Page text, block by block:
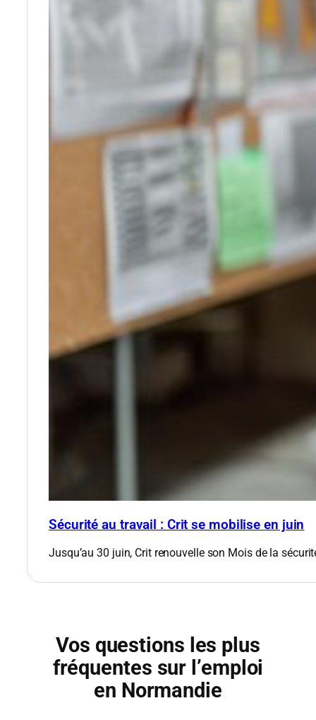
Sécurité au travail : Crit se mobilise en juin
Jusqu’au 30 juin, Crit renouvelle son Mois de la
Vos questions les plus
fréquentes sur l’emploi
en Normandie